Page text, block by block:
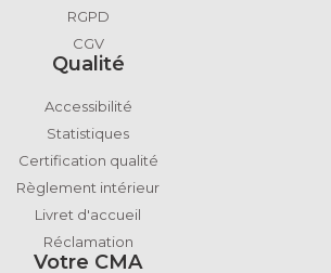
RGPD
CGV
Qualité
Accessibilité
Statistiques
Certification qualité
Règlement intérieur
Livret d'accueil
Réclamation
Votre CMA